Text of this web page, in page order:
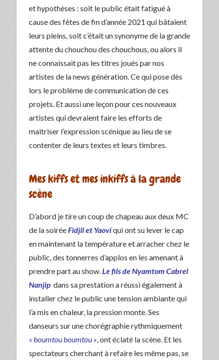
et hypothèses : soit le public était fatigué à
cause des fêtes de fin d’année 2021 qui bâtaient
leurs pleins, soit c’était un synonyme de la grande
attente du chouchou des chouchous, ou alors il
ne connaissait pas les titres joués par nos
artistes de la news génération. Ce qui pose dès
lors le problème de communication de ces
projets. Et aussi une leçon pour ces nouveaux
artistes qui devraient faire les efforts de
maitriser l’expression scénique au lieu de se
contenter de leurs textes et leurs timbres.
Mes kiffs et mes inkiffs à la grande
scène
D’abord je tire un coup de chapeau aux deux MC
de la soiréeFidjil et Yaoviqui ont su lever le cap
en maintenant la température et arracher chez le
public, des tonnerres d’applos en les amenant à
prendre part au show.Le fils de Nyamtom Cabrel
Nanjip dans sa prestation a réussi également à
installer chez le public une tension ambiante qui
l’a mis en chaleur, la pression monte. Ses
danseurs sur une chorégraphie rythmiquement
« boumtou boumtou », ont éclaté la scène. Et les
spectateurs cherchant à refaire les même pas, se